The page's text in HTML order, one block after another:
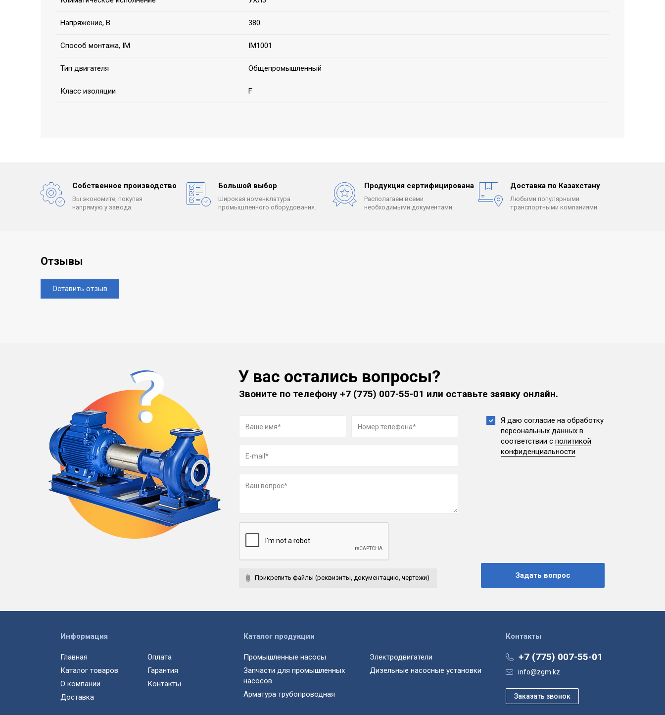
Напряжение, В 380
Способ монтажа, IM IM1001
Тип двигателя Общепромышленный
Класс изоляции F
Собственное производство
Вы экономите, покупая
напрямую у завода.
Большой выбор
Широкая номенклатура
промышленного оборудования.
Продукция сертифицирована
Располагаем всеми
необходимыми документами.
Доставка по Казахстану
Любыми популярными
транспортными компаниями.
Отзывы
Оставить отзыв
У вас остались вопросы?
Звоните по телефону+7 (775) 007-55-01 или оставьте заявку онлайн.
Прикрепить файлы (реквизиты, документацию, чертежи)
Я даю согласие на обработку
персональных данных в
соответствии с политикой
конфиденциальности
Контакты
+7 (775) 007-55-01
info@zgm.kz
Информация
Главная
Каталог товаров
О компании
Доставка
Оплата
Гарантия
Контакты
Каталог продукции
Промышленные насосы
Запчасти для промышленных
насосов
Арматура трубопроводная
Электродвигатели
Дизельные насосные установки